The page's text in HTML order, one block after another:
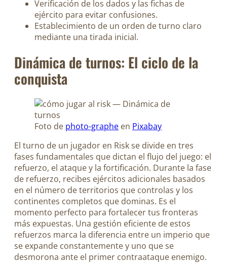
Verificación de los dados y las fichas de
ejército para evitar confusiones.
Establecimiento de un orden de turno claro
mediante una tirada inicial.
Dinámica de turnos: El ciclo de la
conquista
Foto de photo-graphe en Pixabay
El turno de un jugador en Risk se divide en tres
fases fundamentales que dictan el flujo del juego: el
refuerzo, el ataque y la fortificación. Durante la fase
de refuerzo, recibes ejércitos adicionales basados
en el número de territorios que controlas y los
continentes completos que dominas. Es el
momento perfecto para fortalecer tus fronteras
más expuestas. Una gestión eficiente de estos
refuerzos marca la diferencia entre un imperio que
se expande constantemente y uno que se
desmorona ante el primer contraataque enemigo.